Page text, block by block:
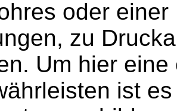
oder
zu
Um hier
ist